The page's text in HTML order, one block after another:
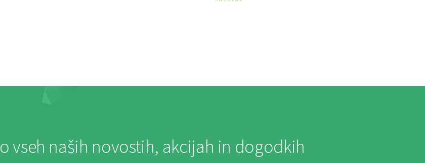
o vseh naših novostih, akcijah in dogodkih